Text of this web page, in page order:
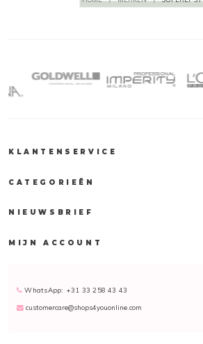
KLANTENSERVICE
CATEGORIEËN
NIEUWSBRIEF
MIJN ACCOUNT
WhatsApp: +31 33 258 43 43
customercare@shops4youonline.com